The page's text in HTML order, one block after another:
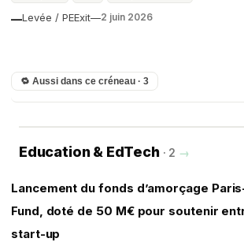
Levée / PE
— Exit—2 juin 2026
🔁 Aussi dans ce créneau · 3
Education & EdTech · 2 →
Lancement du fonds d’amorçage
Fund, doté de 50 M€ pour soutenir
start-up